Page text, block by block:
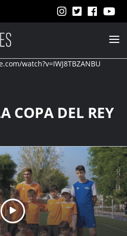
Better
watch?v=IWJ8TBZANBU
COPA DEL REY